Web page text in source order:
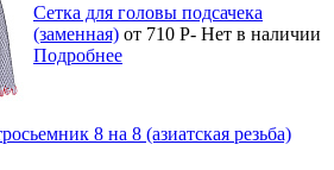
Сетка для головы подсачека
(заменная) от 710 Р- Нет в наличии
Подробнее
8 на 8 (азиатская резьба)